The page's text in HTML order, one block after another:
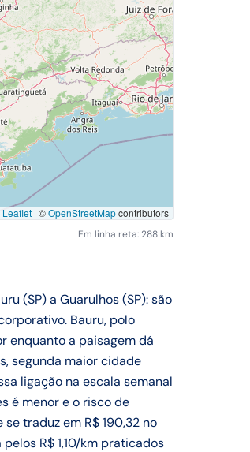
Leaflet | ©OpenStreetMapcontributors
Em linha reta: 288 km
(SP) a Guarulhos (SP): são
Bauru, polo
enquanto a paisagem dá
segunda maior cidade
ligação na escala semanal
é menor e o risco de
traduz em R$ 190,32 no
R$ 1,10/km praticados